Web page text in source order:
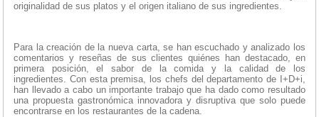
originalidad de sus platos y el origen italiano de sus ingredientes.
Para la creación de la nueva carta, se han escuchado y analizado los
comentarios y reseñas de sus clientes quiénes han destacado, en
primera posición, el sabor de la comida y la calidad de los
ingredientes. Con esta premisa, los chefs del departamento de I+D+i,
han llevado a cabo un importante trabajo que ha dado como resultado
una propuesta gastronómica innovadora y disruptiva que solo puede
encontrarse en los restaurantes de la cadena.